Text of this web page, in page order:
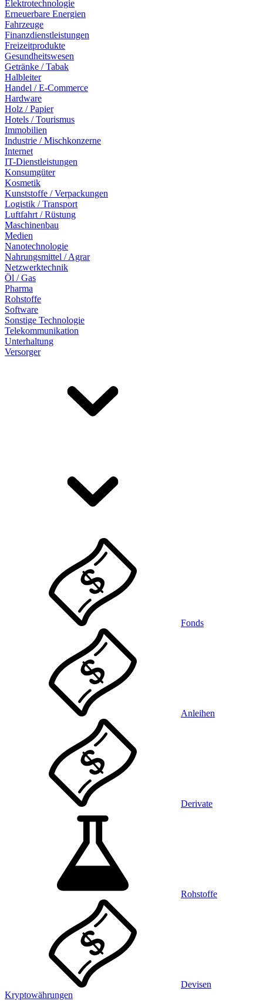
Elektrotechnologie
Erneuerbare Energien
Fahrzeuge
Finanzdienstleistungen
Freizeitprodukte
Gesundheitswesen
Getränke / Tabak
Halbleiter
Handel / E-Commerce
Hardware
Holz / Papier
Hotels / Tourismus
Immobilien
Industrie / Mischkonzerne
Internet
IT-Dienstleistungen
Konsumgüter
Kosmetik
Kunststoffe / Verpackungen
Logistik / Transport
Luftfahrt / Rüstung
Maschinenbau
Medien
Nanotechnologie
Nahrungsmittel / Agrar
Netzwerktechnik
Öl / Gas
Pharma
Rohstoffe
Software
Sonstige Technologie
Telekommunikation
Unterhaltung
Versorger
Fonds
Anleihen
Derivate
Rohstoffe
Devisen
Kryptowährungen